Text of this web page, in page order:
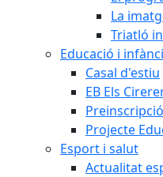
La
Triatló
Educació i
Casal d'estiu
EB Els
Projecte
Esport i salut
Actualitat